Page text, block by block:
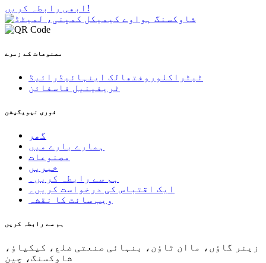
ابھی رابطہ کریں!
مصنوعات کے زمرے
ٹیٹراکلوروفتھالک اینہائیڈرائیڈ
ٹریفینیل فاسفائن
فوری نیویگیشن
گھر
ہمارے بارے میں
مصنوعات
خبریں
ہم سے رابطہ کریں۔
ایک اقتباس کی درخواست کریں۔
ویب سائٹ کا نقشہ
ہم سے رابطہ کریں
زینر گاؤں، ماان ٹاؤن، بنہائی صنعتی ضلع، کیکیاؤ،
شاوکسنگ، چین